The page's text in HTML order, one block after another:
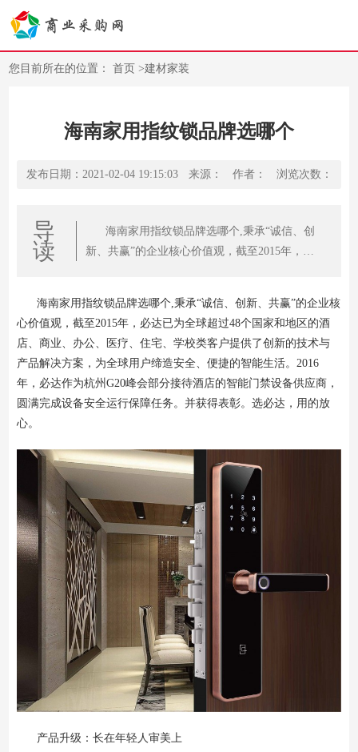
您目前所在的位置：首页>建材家装
海南家用指纹锁品牌选哪个
发布日期：2021-02-04 19:15:03 来源： 作者： 浏览次数：
导
读
海南家用指纹锁品牌选哪个,秉承“诚信、创
新、共赢”的企业核心价值观，截至2015年，必
海南家用指纹锁品牌选哪个,秉承“诚信、创新、共赢”的企业核
心价值观，截至2015年，必达已为全球超过48个国家和地区的酒
店、商业、办公、医疗、住宅、学校类客户提供了创新的技术与
产品解决方案，为全球用户缔造安全、便捷的智能生活。2016
年，必达作为杭州G20峰会部分接待酒店的智能门禁设备供应商，
圆满完成设备安全运行保障任务。并获得表彰。选必达，用的放
心。
产品升级：长在年轻人审美上